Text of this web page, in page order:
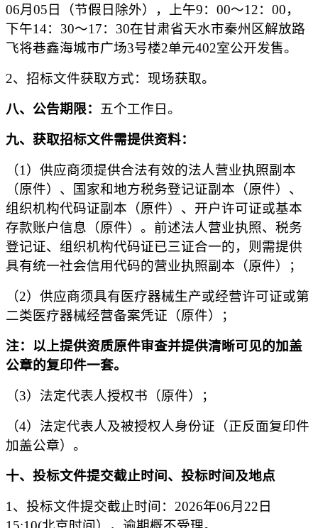
06月 05 日 （节假日除外），上午9：00～12：00，
下午14：30～17：30在甘肃省天水市秦州区解放路
飞将巷鑫海城市广场3号楼2单元402室公开发售。
2、招标文件获取方式：现场获取。
八、公告期限： 五个工作日。
九、获取招标文件需提供资料：
（1） 供应商须提供合法有效的法人营业执照副本
（原件）、国家和地方税务登记证副本（原件）、
组织机构代码证副本（原件） 、 开户许可证或基本
存款账户信息 （原件） 。 前述法人营业执照、税务
登记证、组织机构代码证已三证合一的，则需提供
具有统一社会信用代码的营业执照副本（原件） ；
（2）供应商须具有医疗器械生产或经营许可证或第
二类医疗器械经营备案凭证 （原件）；
注：以上提供资质原件审查并提供清晰可见的加盖
公章的复印件一套。
（3）法定代表人授权书（原件）；
（4）法定代表人及被授权人身份证（正反面复印件
加盖公章）。
十、 投标文件提交截止时间、 投标时间及地点
1、 投标文件提交截止时间： 2026年06月22日